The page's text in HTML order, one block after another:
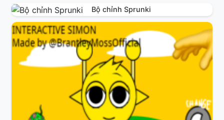
Bộ chỉnh Sprunki